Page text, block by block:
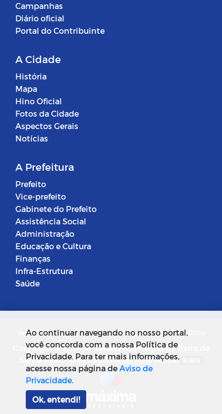
Campanhas
Diário oficial
Portal do Contribuinte
A Cidade
História
Mapa
Hino Oficial
Fotos da Cidade
Aspectos Gerais
Notícias
A Prefeitura
Prefeito
Vice-prefeito
Gabinete do Prefeito
Assistência Social
Administração
Educação e Cultura
Finanças
Infra-Estrutura
Saúde
Versão do Sistema: 5.0.268 Data da Versão: 18/03/2026
Copyright © 2026 Prefeitura Municipal de Barra de
Santa Rosa. Todos os direitos reservados.
Ao continuar navegando no nosso portal,
você concorda com a nossa Política de
Privacidade. Para ter mais informações,
acesse nossa página deAviso de
Privacidade.
Ok, entendi!